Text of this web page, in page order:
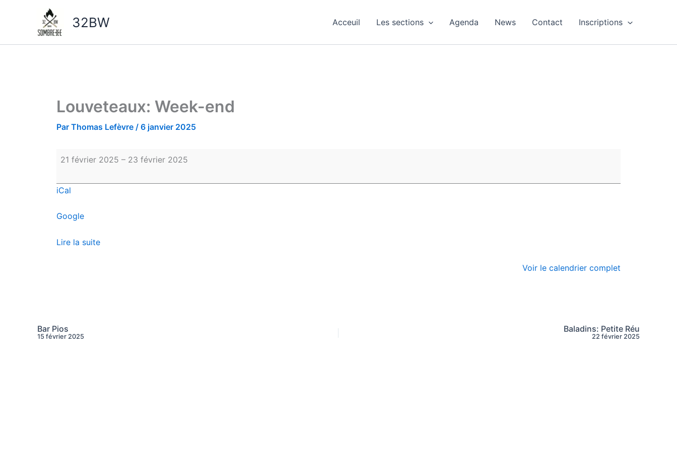
32BW Acceuil Les sections Agenda News Contact Inscriptions
Louveteaux: Week-end
Par Thomas Lefèvre / 6 janvier 2025
Week-
end
21 février 2025 – 23 février 2025
iCal
Google
Lire la suite
Voir le calendrier complet
Bar Pios
15 février 2025
Baladins: Petite Réu
22 février 2025